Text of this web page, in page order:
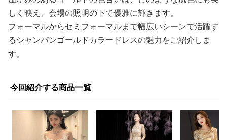
しく映え、会場の照明の下で優雅に輝きます。
フォーマルからセミフォーマルまで幅広いシーンで活躍す
るシャンパンゴールドカラードレスの魅力をご紹介しま
す。
今回紹介する商品一覧